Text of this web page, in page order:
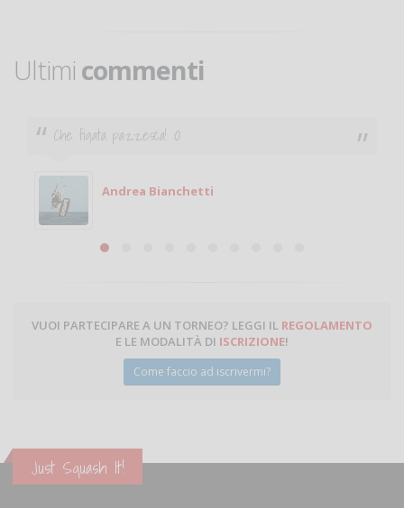
Ultimi commenti
Ciao. Sono a Treviglio da poco e vorrei tornare a
giocare. Se sei in zona e puoi giocare fammi sapere.
Michele
Michele Miglionico
VUOI PARTECIPARE A UN TORNEO? LEGGI IL REGOLAMENTO
E LE MODALITÀ DI ISCRIZIONE!
Come faccio ad iscrivermi?
Just Squash It!